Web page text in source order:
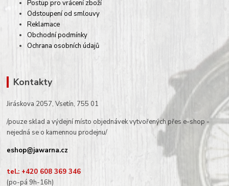
Postup pro vrácení zboží
Odstoupení od smlouvy
Reklamace
Obchodní podmínky
Ochrana osobních údajů
Kontakty
Jiráskova 2057, Vsetín, 755 01
/pouze sklad a výdejní místo objednávek vytvořených přes e-shop -
nejedná se o kamennou prodejnu/
eshop@jawarna.cz
tel.: +420 608 369 346
(po-pá 9h-16h)